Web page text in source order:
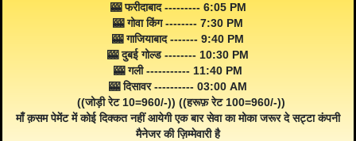
🎰 फरीदाबाद --------- 6:05 PM
🎰 गोवा किंग -------- 7:30 PM
🎰 गाजियाबाद ------- 9:40 PM
🎰 दुबई गोल्ड -------- 10:30 PM
🎰 गली ----------- 11:40 PM
🎰 दिसावर ---------- 03:00 AM
((जोड़ी रेट 10=960/-)) ((हरूफ़ रेट 100=960/-))
माँ क़सम पेमेंट में कोई दिक्कत नहीं आयेगी एक बार सेवा का मोका जरूर दे सट्टा कंपनी
मैनेजर की ज़िम्मेवारी है